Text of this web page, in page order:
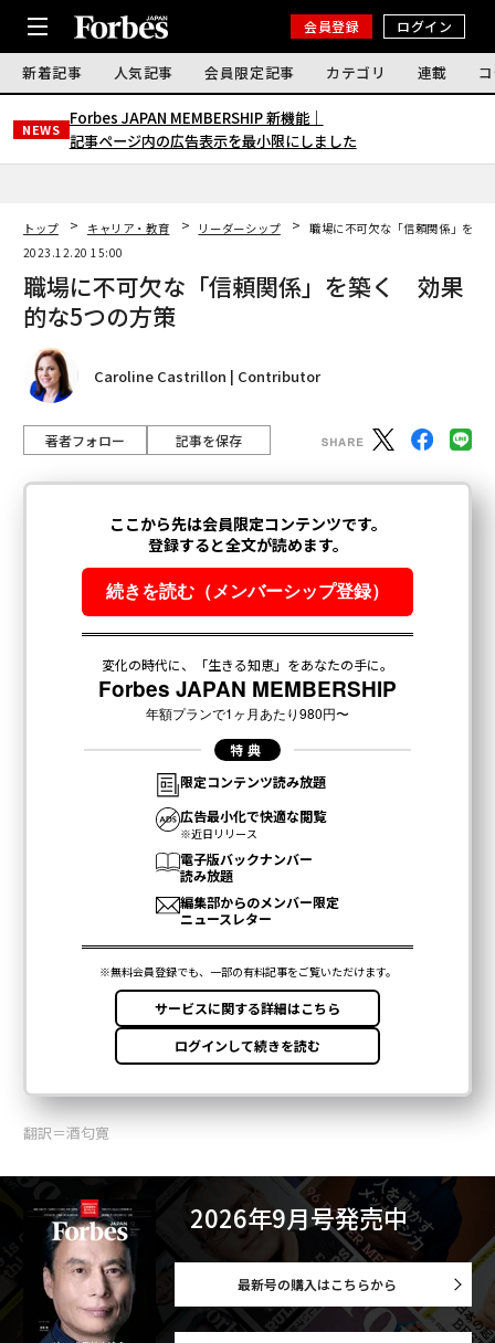
会員登録 ログイン
新着記事 人気記事 会員限定記事 カテゴリ 連載
NEWS
Forbes JAPAN MEMBERSHIP 新機能｜
記事ページ内の広告表示を最小限にしました
トップ キャリア・教育 リーダーシップ
職場に不可欠な「信頼関係」を
2023.12.20 15:00
職場に不可欠な「信頼関係」を築く 効果
的な5つの方策
Caroline Castrillon | Contributor
著者フォロー 記事を保存
翻訳＝酒匂寛
2026年9月号発売中
最新号の購入はこちらから